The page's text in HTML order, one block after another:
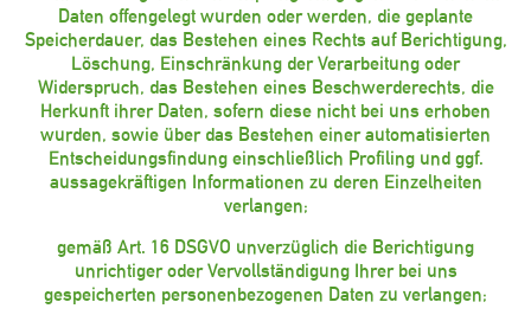
Daten offengelegt wurden oder werden, die geplante
Speicherdauer, das Bestehen eines Rechts auf Berichtigung,
Löschung, Einschränkung der Verarbeitung oder
Widerspruch, das Bestehen eines Beschwerderechts, die
Herkunft ihrer Daten, sofern diese nicht bei uns erhoben
wurden, sowie über das Bestehen einer automatisierten
Entscheidungsfindung einschließlich Profiling und ggf.
aussagekräftigen Informationen zu deren Einzelheiten
verlangen;
gemäß Art. 16 DSGVO unverzüglich die Berichtigung
unrichtiger oder Vervollständigung Ihrer bei uns
gespeicherten personenbezogenen Daten zu verlangen;